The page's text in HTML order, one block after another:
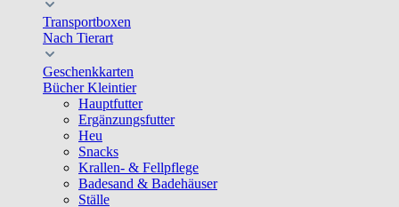
Transportboxen
Nach Tierart
Geschenkkarten
Bücher Kleintier
Hauptfutter
Ergänzungsfutter
Heu
Snacks
Krallen- & Fellpflege
Badesand & Badehäuser
Ställe